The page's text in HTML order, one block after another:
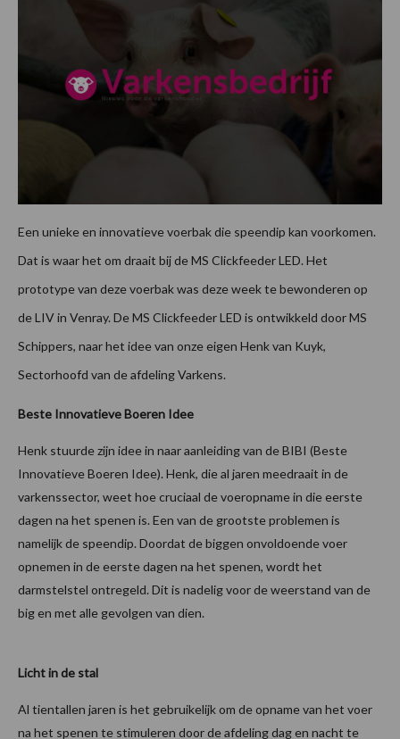
Een unieke en innovatieve voerbak die speendip kan voorkomen.
Dat is waar het om draait bij de MS Clickfeeder LED. Het
prototype van deze voerbak was deze week te bewonderen op
de LIV in Venray. De MS Clickfeeder LED is ontwikkeld door MS
Schippers, naar het idee van onze eigen Henk van Kuyk,
Sectorhoofd van de afdeling Varkens.
Beste Innovatieve Boeren Idee
Henk stuurde zijn idee in naar aanleiding van de BIBI (Beste
Innovatieve Boeren Idee). Henk, die al jaren meedraait in de
varkenssector, weet hoe cruciaal de voeropname in die eerste
dagen na het spenen is. Een van de grootste problemen is
namelijk de speendip. Doordat de biggen onvoldoende voer
opnemen in de eerste dagen na het spenen, wordt het
darmstelstel ontregeld. Dit is nadelig voor de weerstand van de
big en met alle gevolgen van dien.
Licht in de stal
Al tientallen jaren is het gebruikelijk om de opname van het voer
na het spenen te stimuleren door de afdeling dag en nacht te